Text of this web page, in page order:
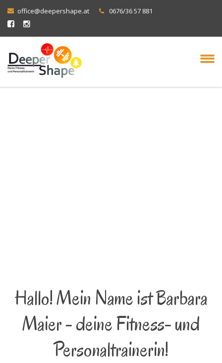
office@deepershape.at 0676/36 57 881
Hallo! Mein Name ist Barbara
Maier - deine Fitness- und
Personaltrainerin!